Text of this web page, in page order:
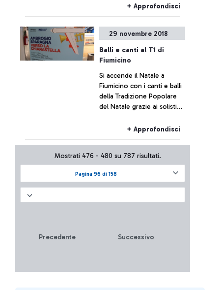
dell’editoria+ Approfondisci
29 novembre 2018
Balli e canti al T1 di
Fiumicino
Si accende il Natale a
Fiumicino con i canti e balli
della Tradizione Popolare
del Natale grazie ai solisti
dell'Auditorium Parco della
Musica
+ Approfondisci
Pagina 96 di 158
Mostrati 476 - 480 su 787 risultati.
Precedente Successivo